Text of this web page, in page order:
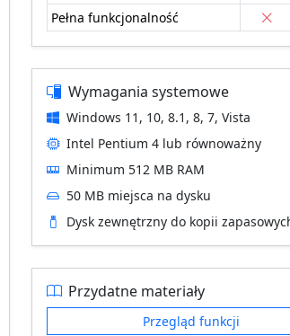
Pełna funkcjonalność
Wymagania systemowe
Windows 11, 10, 8.1, 8, 7, Vista
Intel Pentium 4 lub równoważny
Minimum 512 MB RAM
50 MB miejsca na dysku
Dysk zewnętrzny do kopii
Przydatne materiały
Przegląd funkcji